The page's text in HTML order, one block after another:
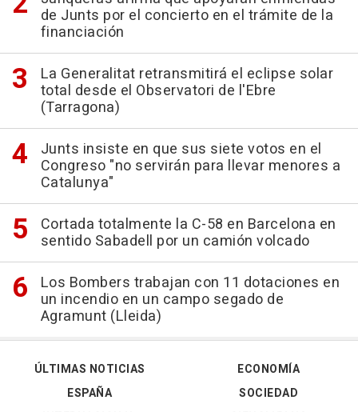
de Junts por el concierto en el trámite de la
financiación
La Generalitat retransmitirá el eclipse solar
total desde el Observatori de l'Ebre
(Tarragona)
Junts insiste en que sus siete votos en el
Congreso "no servirán para llevar menores a
Catalunya"
Cortada totalmente la C-58 en Barcelona en
sentido Sabadell por un camión volcado
Los Bombers trabajan con 11 dotaciones en
un incendio en un campo segado de
Agramunt (Lleida)
ÚLTIMAS NOTICIAS
ESPAÑA
ECONOMÍA
SOCIEDAD